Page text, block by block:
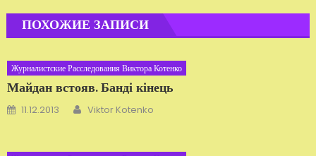
ПОХОЖИЕ ЗАПИСИ
Журналистские Расследования Виктора Котенко
Майдан встояв. Банді кінець
Добавлено
11.12.2013 Автор
Viktor Kotenko